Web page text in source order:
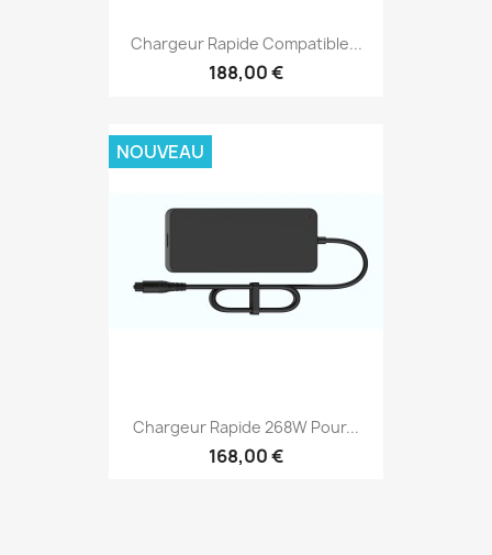
Chargeur Rapide Compatible...
188,00 €
Chargeur Rapide 268W Pour...
168,00 €
NOUVEAU